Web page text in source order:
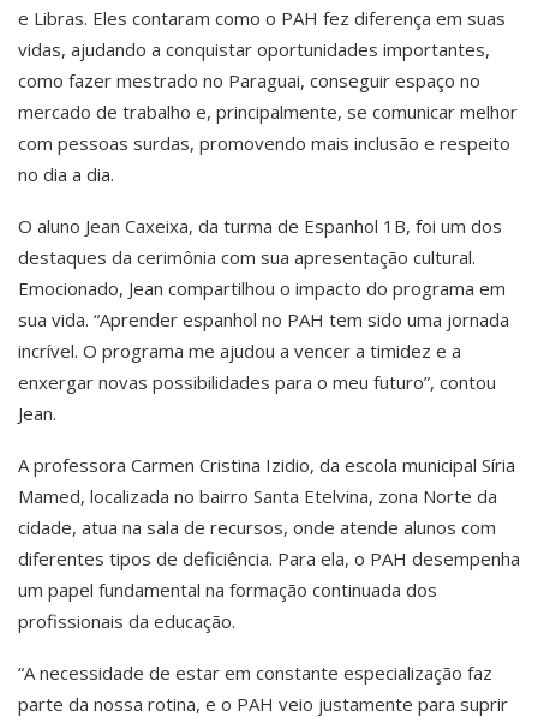
e Libras. Eles contaram como o PAH fez diferença em suas
vidas, ajudando a conquistar oportunidades importantes,
como fazer mestrado no Paraguai, conseguir espaço no
mercado de trabalho e, principalmente, se comunicar melhor
com pessoas surdas, promovendo mais inclusão e respeito
no dia a dia.
O aluno Jean Caxeixa, da turma de Espanhol 1B, foi um dos
destaques da cerimônia com sua apresentação cultural.
Emocionado, Jean compartilhou o impacto do programa em
sua vida. “Aprender espanhol no PAH tem sido uma jornada
incrível. O programa me ajudou a vencer a timidez e a
enxergar novas possibilidades para o meu futuro”, contou
Jean.
A professora Carmen Cristina Izidio, da escola municipal Síria
Mamed, localizada no bairro Santa Etelvina, zona Norte da
cidade, atua na sala de recursos, onde atende alunos com
diferentes tipos de deficiência. Para ela, o PAH desempenha
um papel fundamental na formação continuada dos
profissionais da educação.
“A necessidade de estar em constante especialização faz
parte da nossa rotina, e o PAH veio justamente para suprir